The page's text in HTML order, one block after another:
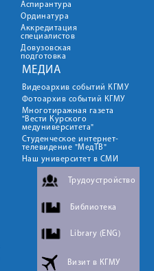
Аспирантура
Ординатура
Аккредитация
специалистов
Довузовская
подготовка
МЕДИА
Видеоархив событий КГМУ
Фотоархив событий КГМУ
Многотиражная газета
"Вести Курского
медуниверситета"
Студенческое интернет-
телевидение "МедТВ"
Наш университет в СМИ
Трудоустройство
Библиотека
Library (ENG)
Визит в КГМУ